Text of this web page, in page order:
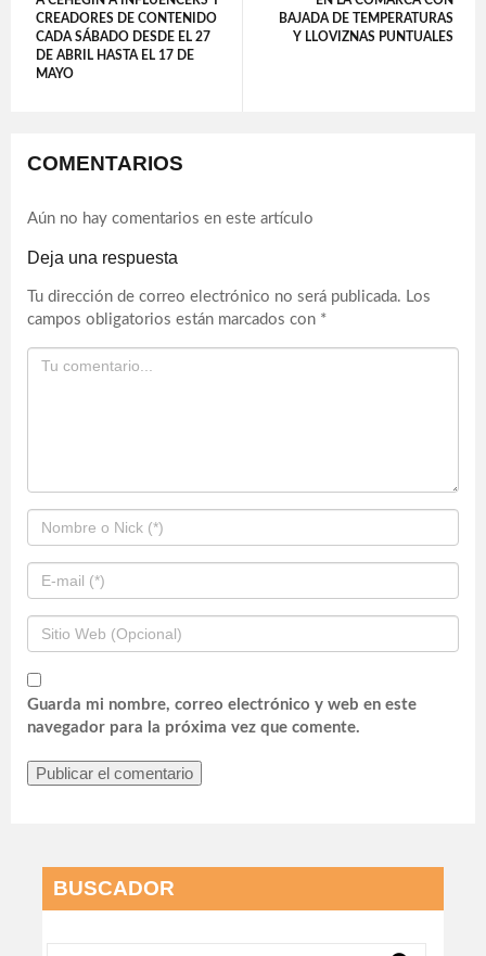
CREADORES DE CONTENIDO
CADA SÁBADO DESDE EL 27
DE ABRIL HASTA EL 17 DE
MAYO
BAJADA DE TEMPERATURAS
Y LLOVIZNAS PUNTUALES
COMENTARIOS
Aún no hay comentarios en este artículo
Deja una respuesta
Tu dirección de correo electrónico no será publicada. Los
campos obligatorios están marcados con *
Guarda mi nombre, correo electrónico y web en este
navegador para la próxima vez que comente.
BUSCADOR